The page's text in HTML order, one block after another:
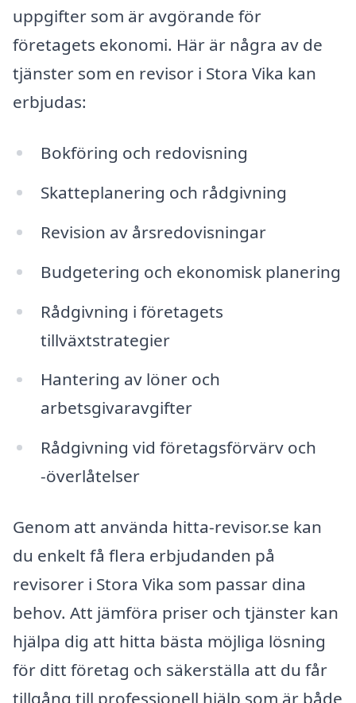
uppgifter som är avgörande för
företagets ekonomi. Här är några av de
tjänster som en revisor i Stora Vika kan
erbjudas:
Bokföring och redovisning
Skatteplanering och rådgivning
Revision av årsredovisningar
Budgetering och ekonomisk planering
Rådgivning i företagets
tillväxtstrategier
Hantering av löner och
arbetsgivaravgifter
Rådgivning vid företagsförvärv och
-överlåtelser
Genom att använda hitta-revisor.se kan
du enkelt få flera erbjudanden på
revisorer i Stora Vika som passar dina
behov. Att jämföra priser och tjänster kan
hjälpa dig att hitta bästa möjliga lösning
för ditt företag och säkerställa att du får
tillgång till professionell hjälp som är både